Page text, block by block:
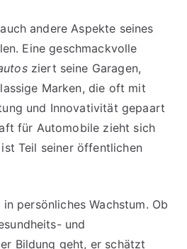
andere Aspekte seines
Eine geschmackvolle
ziert seine Garagen,
Marken, die oft mit
und Innovativität gepaart
für Automobile zieht sich
Teil seiner öffentlichen
persönliches Wachstum. Ob
und
Bildung geht, er schätzt